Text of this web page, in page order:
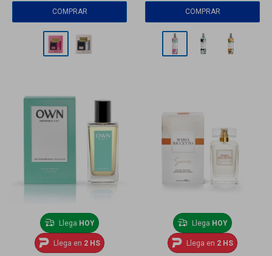
Llega HOY
Llega en 2 HS
Llega HOY
Llega en 2 HS